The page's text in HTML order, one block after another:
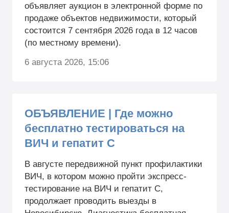
объявляет аукцион в электронной форме по
продаже объектов недвижимости, который
состоится 7 сентября 2026 года в 12 часов
(по местному времени).
6 августа 2026, 15:06
ОБЪЯВЛЕНИЕ | Где можно
бесплатно тестироваться на
ВИЧ и гепатит С
В августе передвижной пункт профилактики
ВИЧ, в котором можно пройти экспресс-
тестирование на ВИЧ и гепатит С,
продолжает проводить выезды в